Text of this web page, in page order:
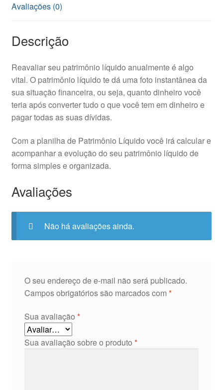
Avaliações (0)
Descrição
Reavaliar seu patrimônio líquido anualmente é algo
vital. O patrimônio líquido te dá uma foto instantânea da
sua situação financeira, ou seja, quanto dinheiro você
teria após converter tudo o que você tem em dinheiro e
pagar todas as suas dívidas.
Com a planilha de Patrimônio Líquido você irá calcular e
acompanhar a evolução do seu patrimônio líquido de
forma simples e organizada.
Avaliações
Não há avaliações ainda.
O seu endereço de e-mail não será publicado.
Campos obrigatórios são marcados com *
Sua avaliação *
Sua avaliação sobre o produto *